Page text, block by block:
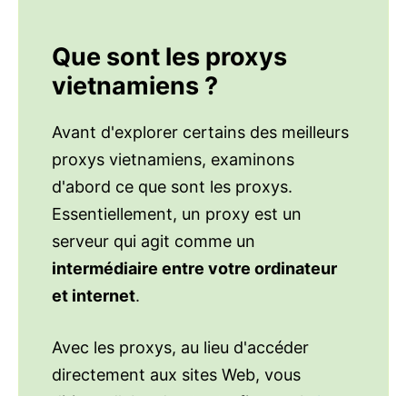
Que sont les proxys
vietnamiens ?
Avant d'explorer certains des meilleurs
proxys vietnamiens, examinons
d'abord ce que sont les proxys.
Essentiellement, un proxy est un
serveur qui agit comme un
intermédiaire entre votre ordinateur
et internet.
Avec les proxys, au lieu d'accéder
directement aux sites Web, vous